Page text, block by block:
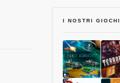
I NOSTRI GIOCHI